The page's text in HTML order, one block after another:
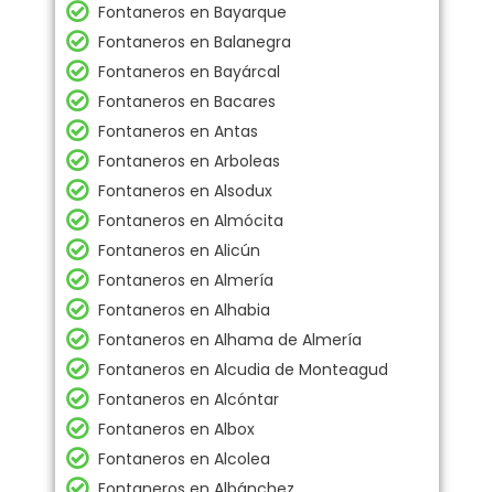
Fontaneros en Bayarque
Fontaneros en Balanegra
Fontaneros en Bayárcal
Fontaneros en Bacares
Fontaneros en Antas
Fontaneros en Arboleas
Fontaneros en Alsodux
Fontaneros en Almócita
Fontaneros en Alicún
Fontaneros en Almería
Fontaneros en Alhabia
Fontaneros en Alhama de Almería
Fontaneros en Alcudia de Monteagud
Fontaneros en Alcóntar
Fontaneros en Albox
Fontaneros en Alcolea